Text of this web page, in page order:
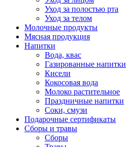
Уход за полостью рта
Уход за телом
Молочные продукты
Мясная продукция
Напитки
Вода, квас
Газированные напитки
Кисели
Кокосовая вода
Молоко растительное
Праздничные напитки
Соки, смузи
Подарочные сертификаты
Сборы и травы
Сборы